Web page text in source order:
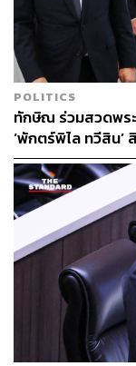
ว่าทำไมถึงตอนนี้พ
ญัตติแพงทั้งแผ่นดิ
เพื่อบ้านเมือง เพร
กับประชาชน เรา
และไม่รู้ว่าจะแก้อย่
ที่สุด โดยปัญหาเศ
ทั้งแผ่นดิน ส่วนรา
ซ้อน จนเกิดปัญหา
เกิดจากการบริหา
ระหว่างประเทศ ทั้
เรือน จนหนี้ท่วมป
กู้และการจัดสรรง
บริหารล้มเหลวจน
อื่น เพราะเป็นเงิ
คนตกงานทั้งแผ่น
ครม. ที่ใช้มาตรก
POLITICS
ทักษิณ ร่วมสวดพร
‘พักตร์พิไล ทวีสิน’
หลากวงการร่วมอ